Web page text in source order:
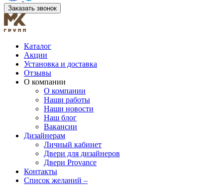
Заказать звонок
Каталог
Акции
Установка и доставка
Отзывы
О компании
О компании
Наши работы
Наши новости
Наш блог
Вакансии
Дизайнерам
Личный кабинет
Двери для дизайнеров
Двери Provance
Контакты
Список желаний –